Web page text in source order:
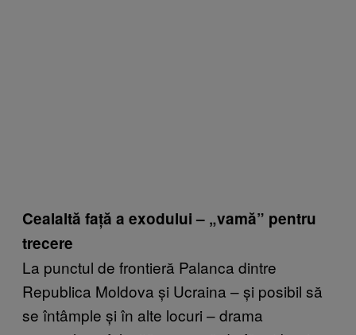
Cealaltă față a exodului – „vamă” pentru
trecere
La punctul de frontieră Palanca dintre
Republica Moldova și Ucraina – și posibil să
se întâmple și în alte locuri – drama